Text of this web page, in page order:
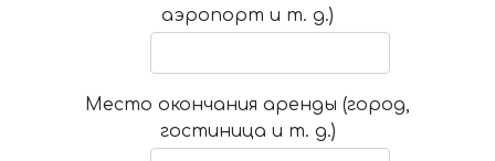
аэропорт и т. д.)
Место окончания аренды (город,
гостиница и т. д.)